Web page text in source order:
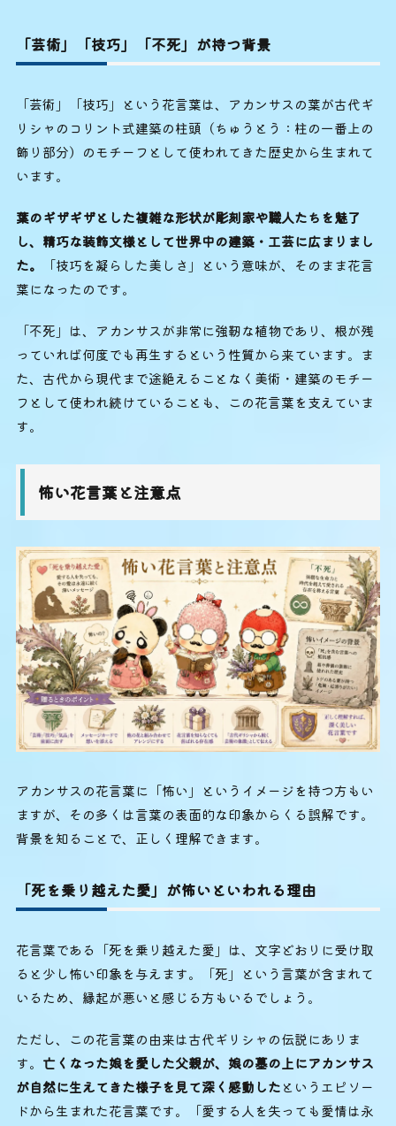
「芸術」「技巧」「不死」が持つ背景
「芸術」「技巧」という花言葉は、アカンサスの葉が古代ギ
リシャのコリント式建築の柱頭（ちゅうとう：柱の一番上の
飾り部分）のモチーフとして使われてきた歴史から生まれて
います。
葉のギザギザとした複雑な形状が彫刻家や職人たちを魅了
し、精巧な装飾文様として世界中の建築・工芸に広まりまし
た。
「技巧を凝らした美しさ」という意味が、そのまま花言
葉になったのです。
「不死」は、アカンサスが非常に強靭な植物であり、根が残
っていれば何度でも再生するという性質から来ています。ま
た、古代から現代まで途絶えることなく美術・建築のモチー
フとして使われ続けていることも、この花言葉を支えていま
す。
怖い花言葉と注意点
アカンサスの花言葉に「怖い」というイメージを持つ方もい
ますが、その多くは言葉の表面的な印象からくる誤解です。
背景を知ることで、正しく理解できます。
「死を乗り越えた愛」が怖いといわれる理由
花言葉である「死を乗り越えた愛」は、文字どおりに受け取
ると少し怖い印象を与えます。「死」という言葉が含まれて
いるため、縁起が悪いと感じる方もいるでしょう。
ただし、この花言葉の由来は古代ギリシャの伝説にありま
す。 亡くなった娘を愛した父親が、娘の墓の上にアカンサス
が自然に生えてきた様子を見て深く感動したというエピソー
ドから生まれた花言葉です。「愛する人を失っても愛情は永